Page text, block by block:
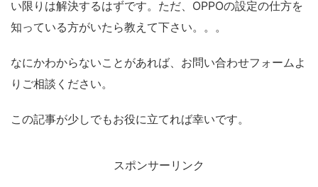
い限りは解決するはずです。ただ、OPPOの設定の仕方を
知っている方がいたら教えて下さい。。。
なにかわからないことがあれば、お問い合わせフォームよ
りご相談ください。
この記事が少しでもお役に立てれば幸いです。
スポンサーリンク